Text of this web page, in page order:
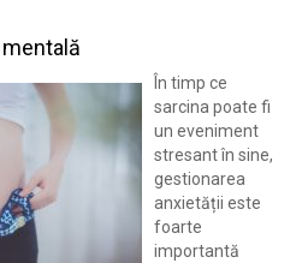
În timp ce
sarcina poate fi
un eveniment
stresant în sine,
gestionarea
anxietății este
foarte
importantă